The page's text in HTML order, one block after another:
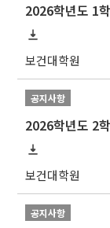
보건대학원
공지사항
보건대학원
공지사항